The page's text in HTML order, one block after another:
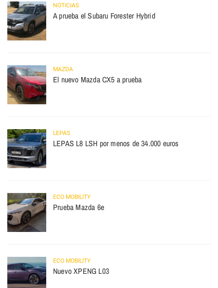
NOTICIAS
A prueba el Subaru Forester Hybrid
MAZDA
El nuevo Mazda CX5 a prueba
LEPAS
LEPAS L8 LSH por menos de 34.000 euros
ECO MOBILITY
Prueba Mazda 6e
ECO MOBILITY
Nuevo XPENG L03